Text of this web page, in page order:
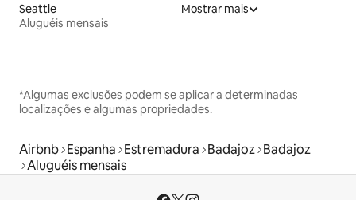
Seattle
Aluguéis mensais
Mostrar mais
*Algumas exclusões podem se aplicar a determinadas
localizações e algumas propriedades.
Airbnb Espanha Estremadura Badajoz Badajoz
Aluguéis mensais